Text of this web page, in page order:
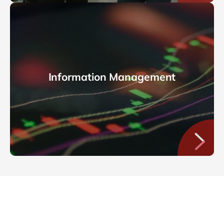
Information Management